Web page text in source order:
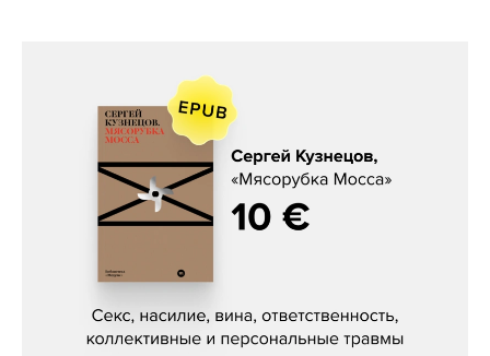
Сергей Кузнецов, «Мясорубка